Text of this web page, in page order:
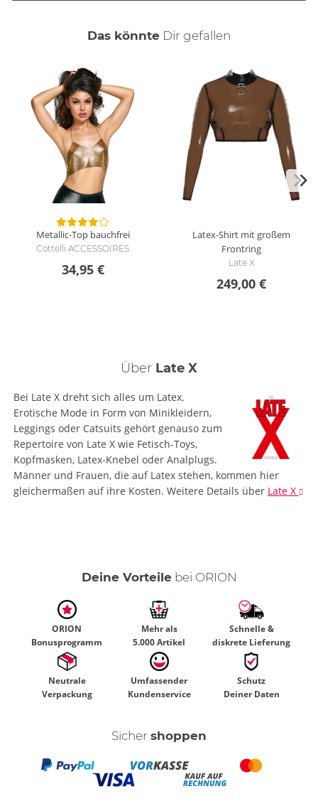
Das könnte Dir auch
gefallen
Metallic-Top bauchfrei
Cottelli ACCESSOIRES
34,95 €
Latex-Shirt mit großem
Frontring
Late X
249,00 €
Über Late X
Bei Late X dreht sich alles um Latex.
Erotische Mode in Form von Minikleidern,
Leggings oder Catsuits gehört genauso zum
Repertoire von Late X wie Fetisch-Toys,
Kopfmasken, Latex-Knebel oder Analplugs.
Männer und Frauen, die auf Latex stehen, kommen hier
gleichermaßen auf ihre Kosten. Weitere Details über Late X
Deine Vorteilebei ORION
ORION
Bonusprogramm
Mehr als
5.000 Artikel
Schnelle &
diskrete Lieferung
Neutrale
Verpackung
Umfassender
Kundenservice
Schutz
Deiner Daten
Sicher shoppen